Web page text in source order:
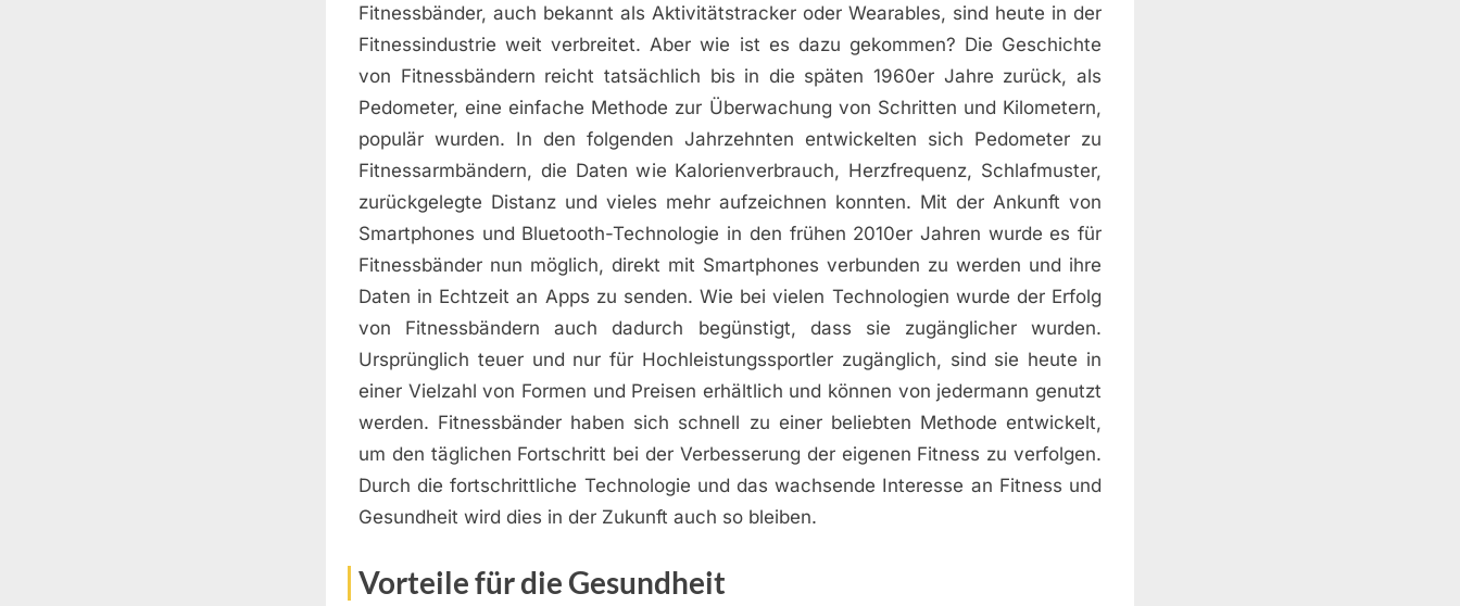
Fitnessbänder, auch bekannt als Aktivitätstracker oder Wearables, sind heute in der
Fitnessindustrie weit verbreitet. Aber wie ist es dazu gekommen? Die Geschichte
von Fitnessbändern reicht tatsächlich bis in die späten 1960er Jahre zurück, als
Pedometer, eine einfache Methode zur Überwachung von Schritten und Kilometern,
populär wurden. In den folgenden Jahrzehnten entwickelten sich Pedometer zu
Fitnessarmbändern, die Daten wie Kalorienverbrauch, Herzfrequenz, Schlafmuster,
zurückgelegte Distanz und vieles mehr aufzeichnen konnten. Mit der Ankunft von
Smartphones und Bluetooth-Technologie in den frühen 2010er Jahren wurde es für
Fitnessbänder nun möglich, direkt mit Smartphones verbunden zu werden und ihre
Daten in Echtzeit an Apps zu senden. Wie bei vielen Technologien wurde der Erfolg
von Fitnessbändern auch dadurch begünstigt, dass sie zugänglicher wurden.
Ursprünglich teuer und nur für Hochleistungssportler zugänglich, sind sie heute in
einer Vielzahl von Formen und Preisen erhältlich und können von jedermann genutzt
werden. Fitnessbänder haben sich schnell zu einer beliebten Methode entwickelt,
um den täglichen Fortschritt bei der Verbesserung der eigenen Fitness zu verfolgen.
Durch die fortschrittliche Technologie und das wachsende Interesse an Fitness und
Gesundheit wird dies in der Zukunft auch so bleiben.
Vorteile für die Gesundheit